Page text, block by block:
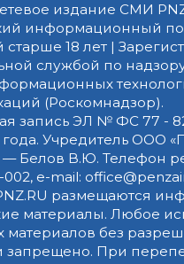
издание СМИ
информационный
старше 18 лет |
службой по
(Роскомнадзор).
запись ЭЛ № ФС 77 -
года. Учредитель ООО
— Белов В.Ю. Телефон
002, e-mail:
размещаются
материалы. Любое
материалов без
запрещено. При